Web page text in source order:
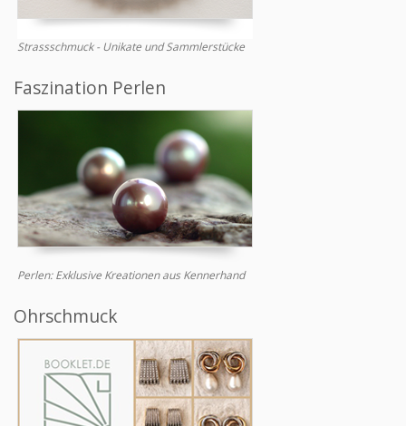
Strassschmuck - Unikate und Sammlerstücke
Faszination Perlen
Perlen: Exklusive Kreationen aus Kennerhand
Ohrschmuck